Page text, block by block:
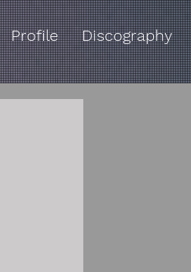
Profile Discography